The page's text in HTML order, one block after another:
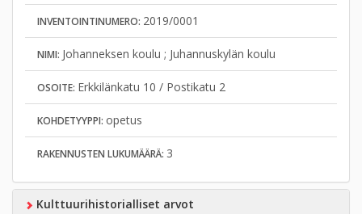
INVENTOINTINUMERO: 2019/0001
NIMI: Johanneksen koulu ; Juhannuskylän koulu
OSOITE: Erkkilänkatu 10 / Postikatu 2
KOHDETYYPPI: opetus
RAKENNUSTEN LUKUMÄÄRÄ: 3
Kulttuurihistorialliset arvot